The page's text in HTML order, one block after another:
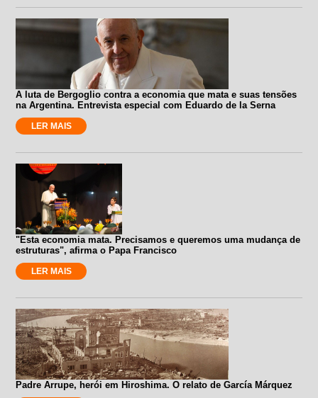
A luta de Bergoglio contra a economia que mata e suas tensões
na Argentina. Entrevista especial com Eduardo de la Serna
LER MAIS
"Esta economia mata. Precisamos e queremos uma mudança de
estruturas", afirma o Papa Francisco
LER MAIS
Padre Arrupe, herói em Hiroshima. O relato de García Márquez